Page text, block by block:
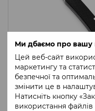
Ми дбаємо про вашу
Цей веб-сайт
маркетингу та
безпечної та
змінити це в
Натисніть кнопку
використання
Інструменти:
Довге лезо
Кишенькова